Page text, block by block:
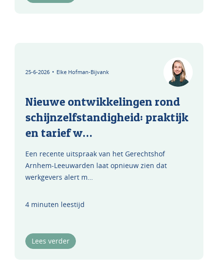
25-6-2026 • Elke Hofman-Bijvank
Nieuwe ontwikkelingen rond
schijnzelfstandigheid: praktijk
en tarief w…
Een recente uitspraak van het Gerechtshof
Arnhem-Leeuwarden laat opnieuw zien dat
werkgevers alert m…
4 minuten leestijd
Lees verder